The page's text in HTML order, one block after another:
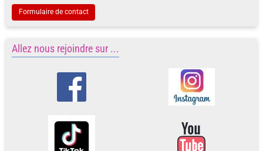
Formulaire de contact
Allez nous rejoindre sur ...